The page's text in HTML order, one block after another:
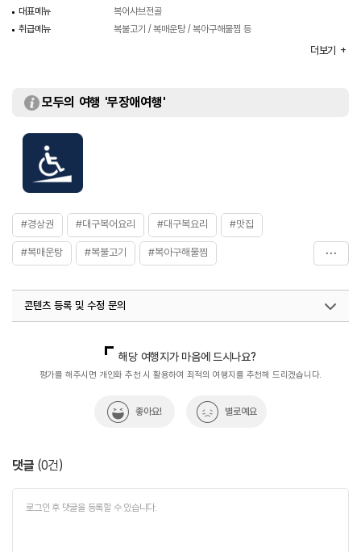
대표메뉴
복어샤브전골
취급메뉴
복불고기 / 복매운탕 / 복아구해물찜 등
더보기
모두의 여행 '무장애여행'
#경상권 #대구복어요리 #대구복요리 #맛집
#복매운탕 #복불고기 #복아구해물찜
#외국인도_선호하는
콘텐츠 등록 및 수정 문의
열린관광콘텐츠팀(열린관광-모두의여행)
033-738-3425
해당 여행지가 마음에 드시나요?
평가를 해주시면 개인화 추천 시 활용하여 최적의 여행지를 추천해 드리겠습니다.
좋아요! 별로예요
댓글 (0건)